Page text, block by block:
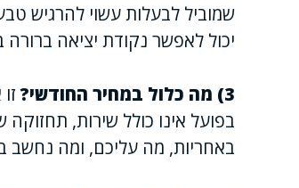
שמוביל לבעלות עשוי להרגיש
יכול לאפשר נקודת יציאה
3) מה כלול במחיר החודשי?
בפועל אינו כולל שירות,
באחריות, מה עליכם, ומה נחשב